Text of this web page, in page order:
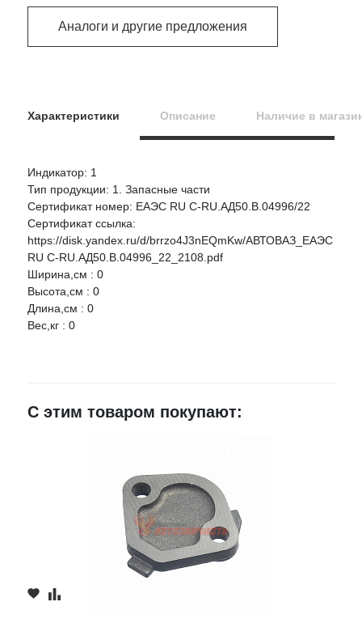
Аналоги и другие предложения
Характеристики Описание Наличие в
Индикатор: 1
Тип продукции: 1. Запасные части
Сертификат номер: ЕАЭС RU C-RU.АД50.В.04996/22
Сертификат ссылка:
https://disk.yandex.ru/d/brrzo4J3nEQmKw/АВТОВАЗ_ЕАЭС
RU C-RU.АД50.В.04996_22_2108.pdf
Ширина,см : 0
Высота,см : 0
Длина,см : 0
Вес,кг : 0
Оцените товар:
Ваше имя
E-mail
С этим товаром покупают: